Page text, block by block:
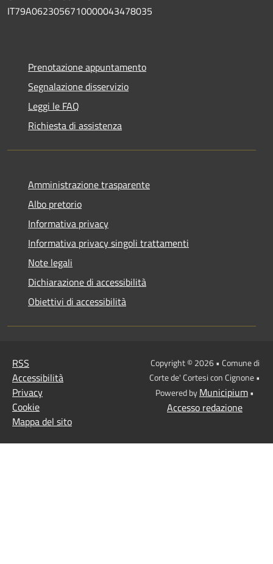
IT79A0623056710000043478035
Prenotazione appuntamento
Segnalazione disservizio
Leggi le FAQ
Richiesta di assistenza
Amministrazione trasparente
Albo pretorio
Informativa privacy
Informativa privacy singoli trattamenti
Note legali
Dichiarazione di accessibilità
Obiettivi di accessibilità
RSS
Accessibilità
Privacy
Cookie
Mappa del sito
Copyright © 2026 • Comune di
Corte de' Cortesi con Cignone •
Powered byMunicipium•
Accesso redazione